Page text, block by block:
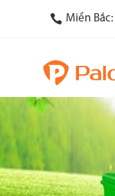
Miền Bắc: